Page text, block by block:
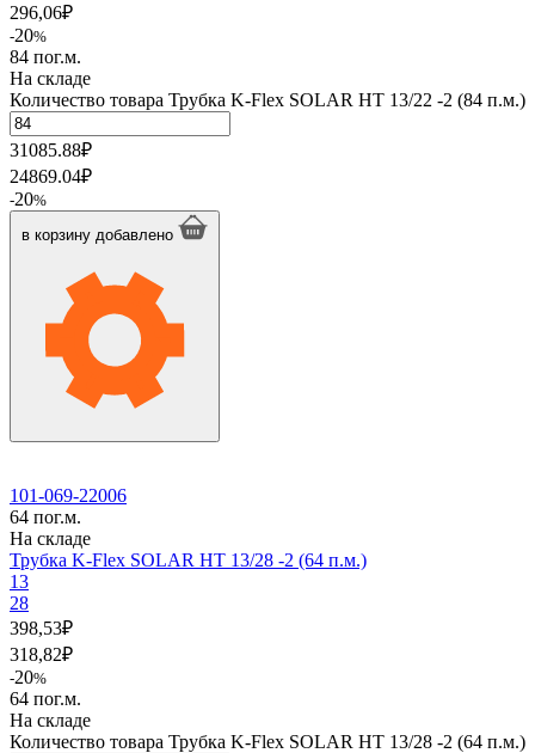
296,06₽
-20%
84 пог.м.
На складе
Количество товара Трубка K-Flex SOLAR HT 13/22 -2 (84 п.м.)
31085.88₽
24869.04₽
-20%
в корзину добавлено
101-069-22006
64 пог.м.
На складе
Трубка K-Flex SOLAR HT 13/28 -2 (64 п.м.)
13
28
398,53₽
318,82₽
-20%
64 пог.м.
На складе
Количество товара Трубка K-Flex SOLAR HT 13/28 -2 (64 п.м.)